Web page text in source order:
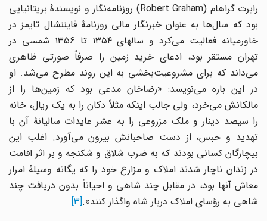
رابرت گراهام (Robert Graham) روزنامه‌نگار و نویسندۀ بریتانیایی
بود که سال‌ها به عنوان خبرنگار مالی روزنامۀ فایننشال تایمز در
خاورمیانه فعالیت می‌کرد و سالهای ۱۳۵۴ تا ۱۳۵۶ شمسی در
تهران مستقر بود، ادعای خرید زمین را صرفاً صورتی ظاهری
می‌داند که برای مشروعیت‌بخشی به این روند مطرح می‌شد. او
در این باره می‌نویسد: «رضاخان مدعی بود که زمین‌ها را از
مالکانش می‌خرد، ولی جالب اینکه مثلاً دکان را به یک ریال، خانه
را سیصد دینار و ملک مزروعی را به عشر عایدات سالیانۀ آن با
تهدید و حبس، از دست صاحبانش بیرون می‌آورد. اغلب این
بیچارگان کسانی بودند که به ضرب شلاق و شکنجه و بر اثر اقامت
در زندان ناچار شدند املاک و مزارع خود را که یگانه وسیلۀ امرار
معاش آنها بود، در مقابل چند شاهی و احیاناً بدون دریافت چند
شاهی به رؤسای املاک دربار شاه واگذار کنند».[3]